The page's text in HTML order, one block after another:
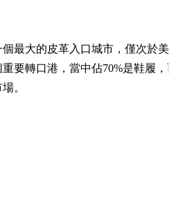
最大的皮革入口城市，僅次於美
要轉口港，當中佔70%是鞋履，
。